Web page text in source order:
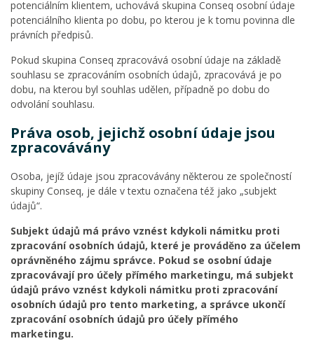
potenciálním klientem, uchovává skupina Conseq osobní údaje
potenciálního klienta po dobu, po kterou je k tomu povinna dle
právních předpisů.
Pokud skupina Conseq zpracovává osobní údaje na základě
souhlasu se zpracováním osobních údajů, zpracovává je po
dobu, na kterou byl souhlas udělen, případně po dobu do
odvolání souhlasu.
Práva osob, jejichž osobní údaje jsou
zpracovávány
Osoba, jejíž údaje jsou zpracovávány některou ze společností
skupiny Conseq, je dále v textu označena též jako „subjekt
údajů“.
Subjekt údajů má právo vznést kdykoli námitku proti
zpracování osobních údajů, které je prováděno za účelem
oprávněného zájmu správce. Pokud se osobní údaje
zpracovávají pro účely přímého marketingu, má subjekt
údajů právo vznést kdykoli námitku proti zpracování
osobních údajů pro tento marketing, a správce ukončí
zpracování osobních údajů pro účely přímého
marketingu.